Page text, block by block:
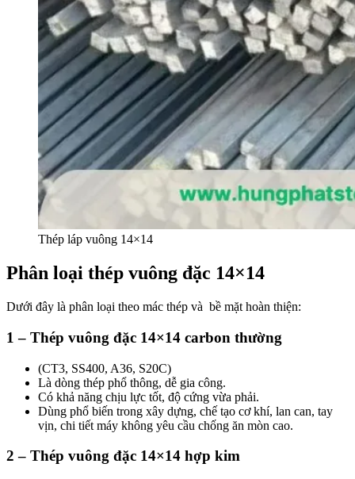
Thép láp vuông 14×14
Phân loại thép vuông đặc 14×14
Dưới đây là phân loại theo mác thép và bề mặt hoàn thiện:
1 – Thép vuông đặc 14×14 carbon thường
(CT3, SS400, A36, S20C)
Là dòng thép phổ thông, dễ gia công.
Có khả năng chịu lực tốt, độ cứng vừa phải.
Dùng phổ biến trong xây dựng, chế tạo cơ khí, lan can, tay
vịn, chi tiết máy không yêu cầu chống ăn mòn cao.
2 – Thép vuông đặc 14×14 hợp kim